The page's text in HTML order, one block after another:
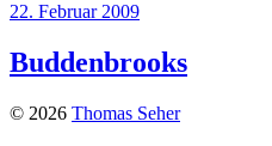
22. Februar 2009
Buddenbrooks
© 2026 Thomas Seher